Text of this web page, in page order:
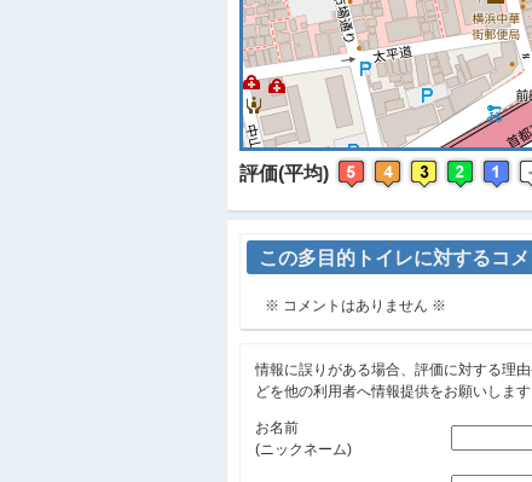
評価(平均)
この多目的トイレに対するコメ
※ コメントはありません ※
情報に誤りがある場合、評価に対する理
どを他の利用者へ情報提供をお願いしま
お名前
(ニックネーム)